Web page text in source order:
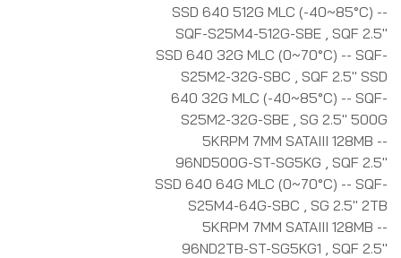
SSD 640 512G MLC (-40~85°C) --
SQF-S25M4-512G-SBE SQF 2.5"
SSD 640 32G MLC (0~70°C) -- SQF-
S25M2-32G-SBC
SQF 2.5" SSD
640 32G MLC (-40~85°C) -- SQF-
S25M2-32G-SBE SG 2.5" 500G
5KRPM 7MM SATAIII 128MB --
96ND500G-ST-SG5KG
SQF 2.5"
SSD 640 64G MLC (0~70°C) -- SQF-
S25M4-64G-SBC
SG 2.5" 2TB
5KRPM 7MM SATAIII 128MB --
96ND2TB-ST-SG5KG1
SQF 2.5"